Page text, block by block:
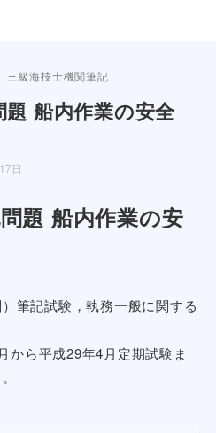
三級海技士機関筆記
船内作業の安全
日
題 船内作業の安
筆記試験，執務一般に関する
から平成29年4月定期試験ま